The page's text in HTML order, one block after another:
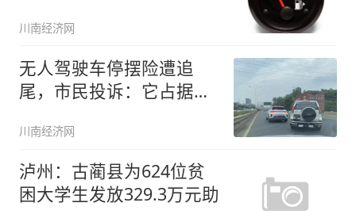
川南经济网
无人驾驶车停摆险遭追
尾，市民投诉：它占据车
川南经济网
泸州：古蔺县为624位贫
困大学生发放329.3万元助